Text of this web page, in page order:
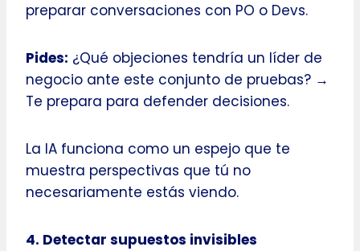
preparar conversaciones con PO o Devs.
Pides: ¿Qué objeciones tendría un líder de
negocio ante este conjunto de pruebas? →
Te prepara para defender decisiones.
La IA funciona como un espejo que te
muestra perspectivas que tú no
necesariamente estás viendo.
4. Detectar supuestos invisibles